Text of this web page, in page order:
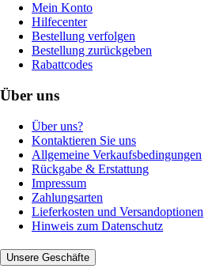
Mein Konto
Hilfecenter
Bestellung verfolgen
Bestellung zurückgeben
Rabattcodes
Über uns
Über uns?
Kontaktieren Sie uns
Allgemeine Verkaufsbedingungen
Rückgabe & Erstattung
Impressum
Zahlungsarten
Lieferkosten und Versandoptionen
Hinweis zum Datenschutz
Unsere Geschäfte